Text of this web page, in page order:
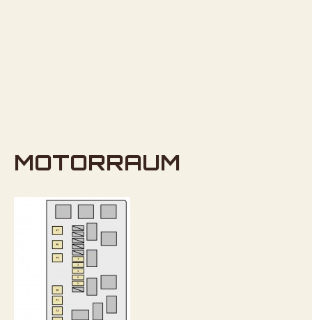
MOTORRAUM